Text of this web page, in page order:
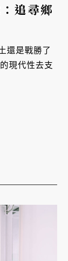
追尋鄉
還是戰勝了
現代性去支